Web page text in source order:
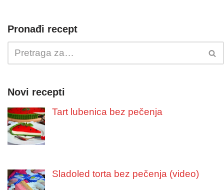
Pronađi recept
Novi recepti
Tart lubenica bez pečenja
Sladoled torta bez pečenja (video)